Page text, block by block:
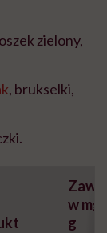
zielony,
, brukselki,
w
g